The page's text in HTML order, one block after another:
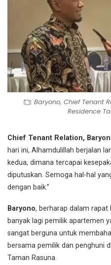
Baryono, Chief Tenant
Residence
Chief Tenant Relation,
hari ini, Alhamdulillah berjalan
kedua, dimana tercapai
diputuskan. Semoga hal-hal
dengan baik.”
Baryono, berharap dalam rapat
banyak lagi pemilik apartemen
sangat berguna untuk
bersama pemilik dan penghuni
Taman Rasuna.